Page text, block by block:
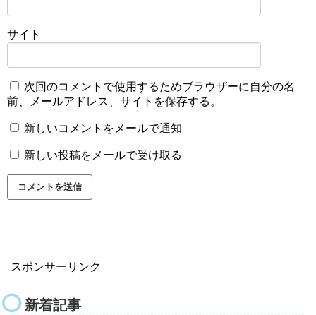
サイト
次回のコメントで使用するためブラウザーに自分の名
前、メールアドレス、サイトを保存する。
新しいコメントをメールで通知
新しい投稿をメールで受け取る
スポンサーリンク
新着記事